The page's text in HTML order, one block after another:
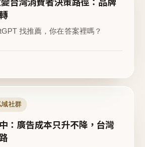
找推薦，你在答案裡嗎？
域社群
：廣告成本只升不降，台灣